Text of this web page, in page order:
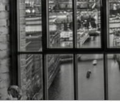
Zum
Inhalt
springen